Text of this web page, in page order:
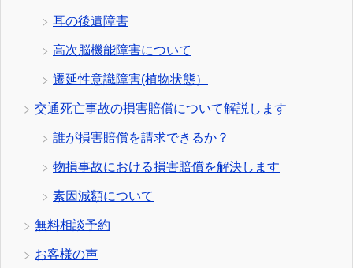
耳の後遺障害
高次脳機能障害について
遷延性意識障害(植物状態）
交通死亡事故の損害賠償について解説します
誰が損害賠償を請求できるか？
物損事故における損害賠償を解決します
素因減額について
無料相談予約
お客様の声